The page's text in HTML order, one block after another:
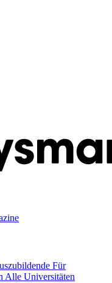
Für
Alle Universitäten